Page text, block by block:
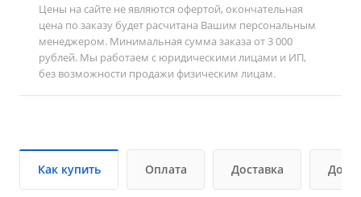
Цены на сайте не являются офертой, окончательная
цена по заказу будет расчитана Вашим персональным
менеджером. Минимальная сумма заказа от 3 000
рублей. Мы работаем с юридическими лицами и ИП,
без возможности продажи физическим лицам.
Как купить Оплата Доставка